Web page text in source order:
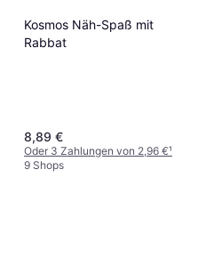
Kosmos Näh-Spaß mit
Rabbat
8,89 €
Oder 3 Zahlungen von 2,96 €¹
9 Shops